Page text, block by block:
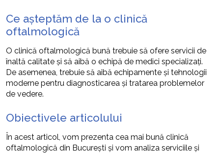
Ce așteptăm de la o clinică
oftalmologică
O clinică oftalmologică bună trebuie să ofere servicii de
înaltă calitate și să aibă o echipă de medici specializați.
De asemenea, trebuie să aibă echipamente și tehnologii
moderne pentru diagnosticarea și tratarea problemelor
de vedere.
Obiectivele articolului
În acest articol, vom prezenta cea mai bună clinică
oftalmologică din București și vom analiza serviciile și